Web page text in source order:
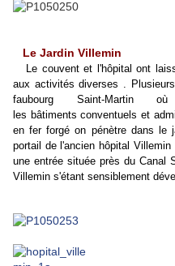
Le Jardin Villemin
Le couvent et l'hôpital ont
aux activités diverses .
faubourg Saint-
les bâtiments conventuels et
en fer forgé on pénètre dans le
portail de l'ancien hôpital
une entrée située près du Canal
Villemin s'étant sensiblement